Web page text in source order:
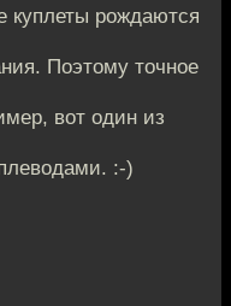
куплеты рождаются
Поэтому точное
вот один из
:-)